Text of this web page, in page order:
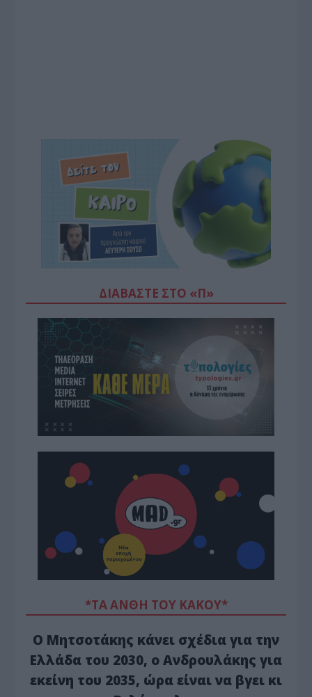
ΔΙΑΒΆΣΤΕ ΣΤΟ «Π»
*ΤΑ ΆΝΘΗ ΤΟΥ ΚΑΚΟΎ*
Ο Μητσοτάκης κάνει σχέδια για την
Ελλάδα του 2030, ο Ανδρουλάκης για
εκείνη του 2035, ώρα είναι να βγει κι